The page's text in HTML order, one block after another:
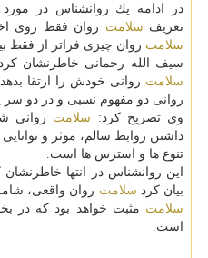
در ادامه یك روانشناس در مورد
تعریف سلامت روان فقط روی
سلامت روان چیزی فراتر از فقط
سیف الله رحمانی خاطرنشان
سلامت روانی خودش را ارتقا
روانی دو مفهوم نسبی و در دو
وی تصریح كرد: سلامت روانی
داشتن روابط سالم، موثر و توانایی
تنوع ها و استرس ها است.
این روانشناس در انتها
بیان كرد سلامت روان واقعی،
سلامت مثبت خواهد بود كه در
است.